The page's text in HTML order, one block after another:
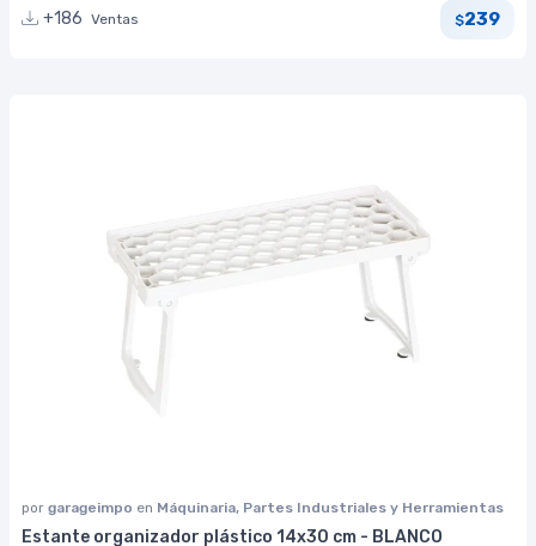
+186 Ventas $239
por garageimpo en Máquinaria, Partes Industriales y Herramientas
Estante organizador plástico 14x30 cm - BLANCO